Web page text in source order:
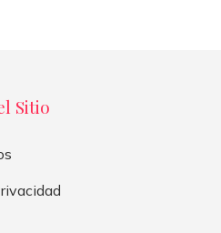
Sitio